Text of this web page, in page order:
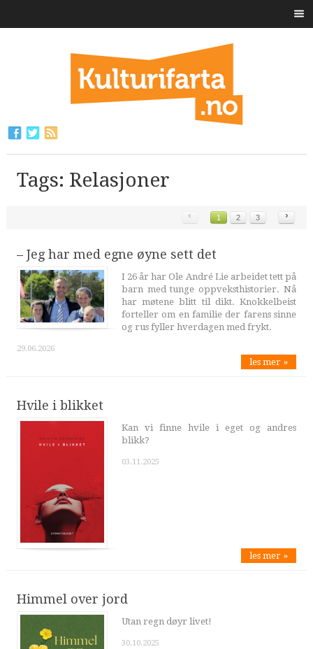
Tags: Relasjoner
‹ 1 2 3 ›
– Jeg har med egne øyne sett det
I 26 år har Ole André Lie arbeidet tett på
barn med tunge oppveksthistorier. Nå
har møtene blitt til dikt. Knokkelbeist
forteller om en familie der farens sinne
og rus fyller hverdagen med frykt.
29.06.2026
les mer »
Hvile i blikket
Kan vi finne hvile i eget og andres
blikk?
03.11.2025
les mer »
Himmel over jord
Utan regn døyr livet!
30.10.2025